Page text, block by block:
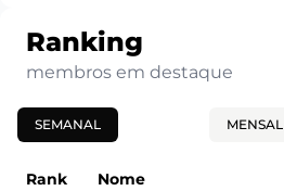
Ranking
membros em destaque
SEMANAL MENSAL
Rank Nome